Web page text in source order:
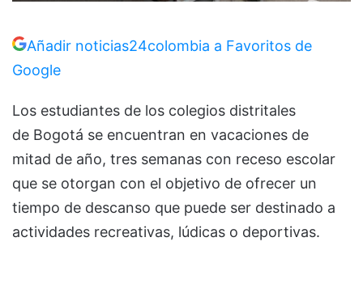
Añadir noticias24colombia a Favoritos de
Google
Los estudiantes de los colegios distritales
de Bogotá se encuentran en vacaciones de
mitad de año, tres semanas con receso escolar
que se otorgan con el objetivo de ofrecer un
tiempo de descanso que puede ser destinado a
actividades recreativas, lúdicas o deportivas.